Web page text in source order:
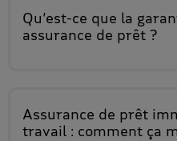
Qu’est-ce que la
assurance de prêt ?
Assurance de prêt
travail : comment ça